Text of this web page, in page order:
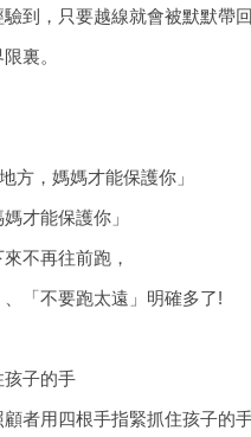
到，只要越線就會被默默帶回
裏。
方，媽媽才能保護你」
才能保護你」
不再往前跑，
「不要跑太遠」明確多了!
孩子的手
者用四根手指緊抓住孩子的手